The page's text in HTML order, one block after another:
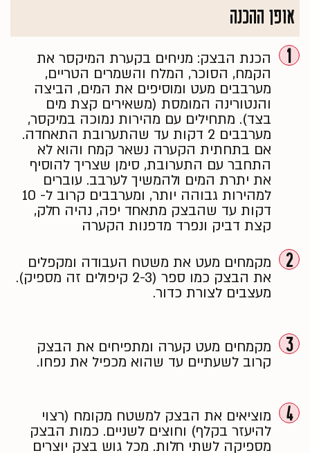
אופן ההכנה
1
הכנת הבצק: מניחים בקערת המיקסר את
הקמח, הסוכר, המלח והשמרים הטריים,
מערבבים מעט ומוסיפים את המים, הביצה
והנטורינה המומסת (משאירים קצת מים
בצד). מתחילים עם מהירות נמוכה במיקסר,
מערבבים 2 דקות עד שהתערובת התאחדה.
אם בתחתית הקערה נשאר קמח והוא לא
התחבר עם התערובת, סימן שצריך להוסיף
את יתרת המים ולהמשיך לערבב. עוברים
למהירות גבוהה יותר, ומערבבים קרוב ל- 10
דקות עד שהבצק מתאחד יפה, נהיה חלק,
קצת דביק ונפרד מדפנות הקערה
2
מקמחים מעט את משטח העבודה ומקפלים
את הבצק כמו ספר (2-3 קיפולים זה מספיק).
מעצבים לצורת כדור.
3
מקמחים מעט קערה ומתפיחים את הבצק
קרוב לשעתיים עד שהוא מכפיל את נפחו.
4
מוציאים את הבצק למשטח מקומח (רצוי
להיעזר בקלף) וחוצים לשניים. כמות הבצק
מספיקה לשתי חלות. מכל גוש בצק יוצרים